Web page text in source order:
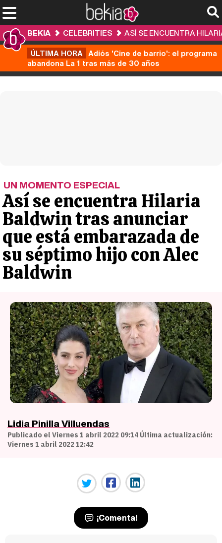
BEKIA CELEBRITIES
ASÍ SE ENCUENTRA
ÚLTIMA HORA Adiós 'Cine de barrio': el programa
abandona La 1 tras más de 30 años
UN MOMENTO ESPECIAL
Así se encuentra Hilaria
Baldwin tras anunciar
que está embarazada de
su séptimo hijo con Alec
Baldwin
Lidia Pinilla Villuendas
Publicado el Viernes 1 abril 2022 09:14 Última actualización:
Viernes 1 abril 2022 12:42
¡Comenta!